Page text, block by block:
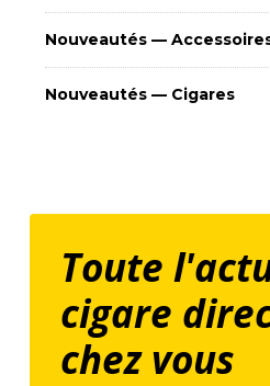
Nouveautés —
Nouveautés — Cigares
Toute
cigare
chez vous